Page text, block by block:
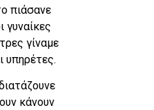
πιάσανε
γυναίκες
γίναμε
υπηρέτες.
κάνουν